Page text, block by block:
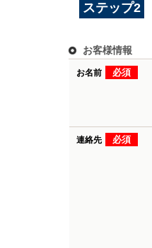
ステップ2
お客様情報
お名前 必須
連絡先 必須